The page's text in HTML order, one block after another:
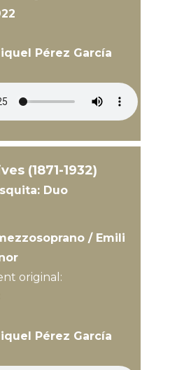
Pérez García
(1871-1932)
Duo
/ Emili
original:
Pérez García